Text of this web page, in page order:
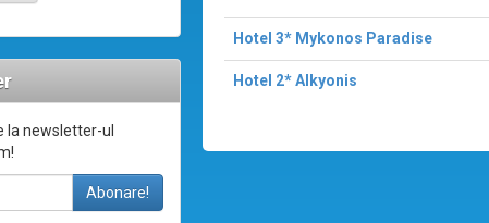
la newsletter-ul
Hotel 3* Mykonos Paradise
Hotel 2* Alkyonis